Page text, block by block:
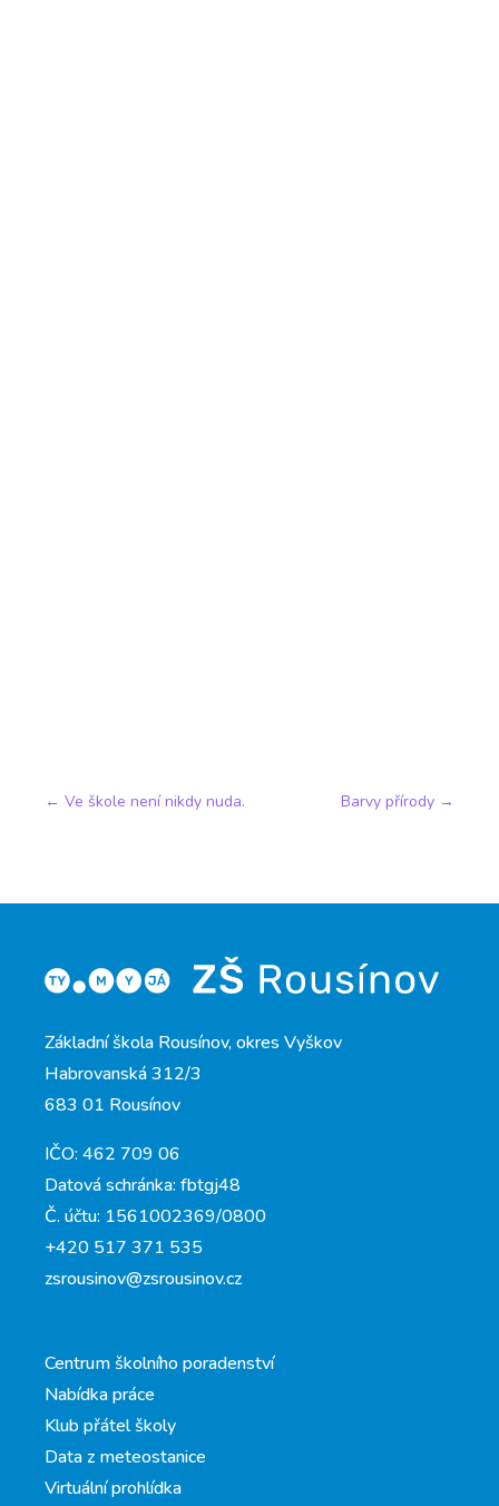
← Ve škole není nikdy nuda. Barvy přírody →
Základní škola Rousínov, okres Vyškov
Habrovanská 312/3
683 01 Rousínov
IČO: 462 709 06
Datová schránka: fbtgj48
Č. účtu: 1561002369/0800
+420 517 371 535
zsrousinov@zsrousinov.cz
Centrum školního poradenství
Nabídka práce
Klub přátel školy
Data z meteostanice
Virtuální prohlídka